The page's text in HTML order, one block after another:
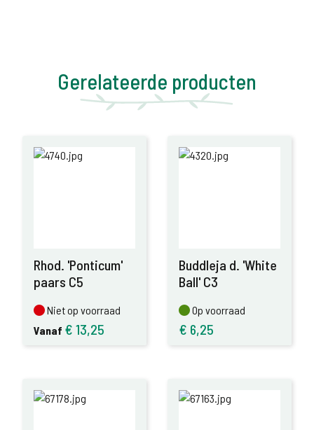
Gerelateerde producten
Rhod. 'Ponticum'
paars C5
Niet op voorraad
Niet op voorraad
Vanaf € 13,25
Buddleja d. 'White
Ball' C3
Op voorraad
Op voorraad
€ 6,25